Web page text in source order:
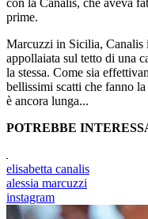
con la Canalis, che aveva
prime.
Marcuzzi in Sicilia, Canalis
appollaiata sul tetto di una
la stessa. Come sia
bellissimi scatti che fanno
è ancora lunga...
POTREBBE
elisabetta canalis
alessia marcuzzi
instagram